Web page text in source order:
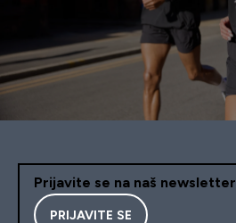
Prijavite se na naš newsletter
PRIJAVITE SE